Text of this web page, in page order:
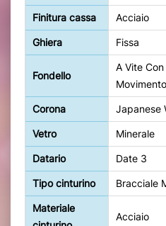
Finitura cassa Acciaio
Ghiera Fissa
Fondello
A Vite
Corona Japanese
Vetro Minerale
Datario Date 3
Tipo cinturino Bracciale
Materiale
Acciaio